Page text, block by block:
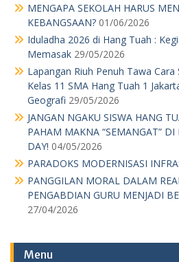
MENGAPA SEKOLAH HARUS
KEBANGSAAN? 01/06/2026
Iduladha 2026 di Hang Tuah :
Memasak 29/05/2026
Lapangan Riuh Penuh Tawa
Kelas 11 SMA Hang Tuah 1
Geografi 29/05/2026
JANGAN NGAKU SISWA HANG
PAHAM MAKNA “SEMANGAT”
DAY! 04/05/2026
PARADOKS MODERNISASI
PANGGILAN MORAL DALAM
PENGABDIAN GURU MENJADI
27/04/2026
Menu